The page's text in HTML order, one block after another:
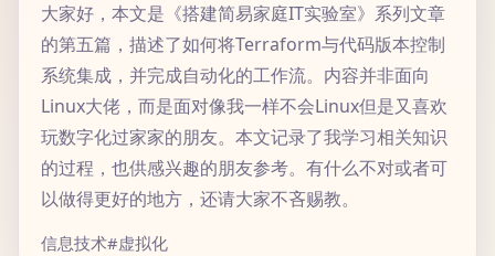
大家好，本文是《搭建简易家庭IT实验室》系列文章
的第五篇，描述了如何将Terraform与代码版本控制
系统集成，并完成自动化的工作流。内容并非面向
Linux大佬，而是面对像我一样不会Linux但是又喜欢
玩数字化过家家的朋友。本文记录了我学习相关知识
的过程，也供感兴趣的朋友参考。有什么不对或者可
以做得更好的地方，还请大家不吝赐教。
信息技术#虚拟化